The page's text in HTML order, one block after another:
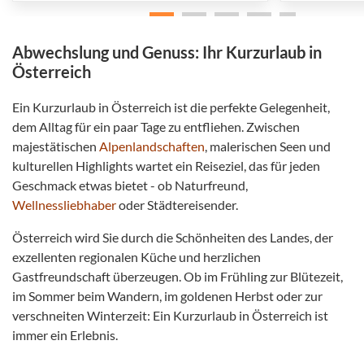
Abwechslung und Genuss: Ihr Kurzurlaub in
Österreich
Ein Kurzurlaub in Österreich ist die perfekte Gelegenheit,
dem Alltag für ein paar Tage zu entfliehen. Zwischen
majestätischen Alpenlandschaften, malerischen Seen und
kulturellen Highlights wartet ein Reiseziel, das für jeden
Geschmack etwas bietet - ob Naturfreund,
Wellnessliebhaberoder Städtereisender.
Österreich wird Sie durch die Schönheiten des Landes, der
exzellenten regionalen Küche und herzlichen
Gastfreundschaft überzeugen. Ob im Frühling zur Blütezeit,
im Sommer beim Wandern, im goldenen Herbst oder zur
verschneiten Winterzeit: Ein Kurzurlaub in Österreich ist
immer ein Erlebnis.